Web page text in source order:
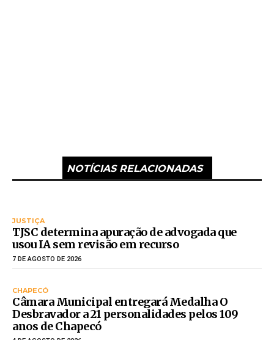
NOTÍCIAS RELACIONADAS
JUSTIÇA
TJSC determina apuração de advogada que
usou IA sem revisão em recurso
7 DE AGOSTO DE 2026
CHAPECÓ
Câmara Municipal entregará Medalha O
Desbravador a 21 personalidades pelos 109
anos de Chapecó